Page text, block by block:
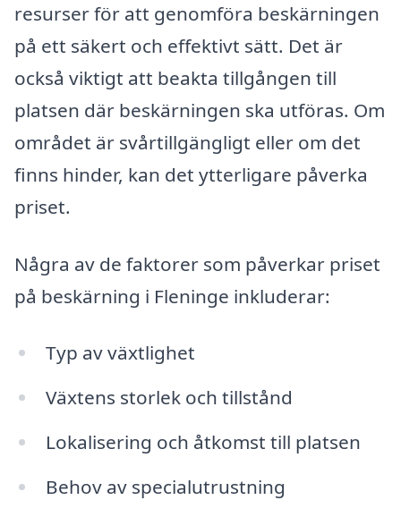
resurser för att genomföra beskärningen
på ett säkert och effektivt sätt. Det är
också viktigt att beakta tillgången till
platsen där beskärningen ska utföras. Om
området är svårtillgängligt eller om det
finns hinder, kan det ytterligare påverka
priset.
Några av de faktorer som påverkar priset
på beskärning i Fleninge inkluderar:
Typ av växtlighet
Växtens storlek och tillstånd
Lokalisering och åtkomst till platsen
Behov av specialutrustning